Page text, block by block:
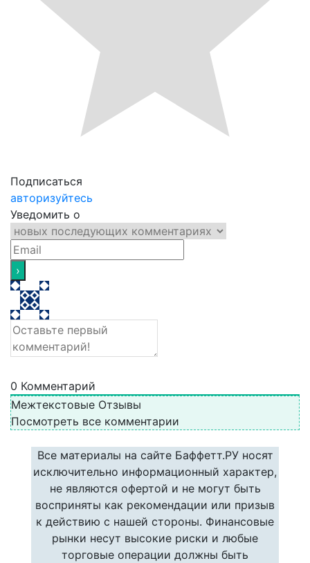
Подписаться
авторизуйтесь
Уведомить о
0 Комментарий
Межтекстовые Отзывы
Посмотреть все комментарии
Все материалы на сайте Баффетт.РУ носят
исключительно информационный характер,
не являются офертой и не могут быть
восприняты как рекомендации или призыв
к действию с нашей стороны. Финансовые
рынки несут высокие риски и любые
торговые операции должны быть